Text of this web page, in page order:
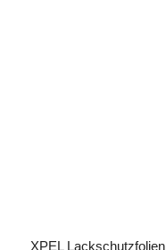
XPEL Lackschutzfolien